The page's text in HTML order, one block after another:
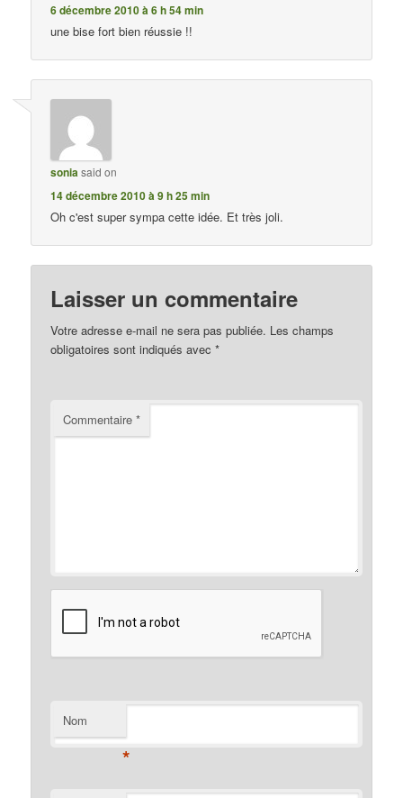
6 décembre 2010 à 6 h 54 min
une bise fort bien réussie !!
soniasaid on
14 décembre 2010 à 9 h 25 min
Oh c'est super sympa cette idée. Et très joli.
Laisser un commentaire
Votre adresse e-mail ne sera pas publiée. Les champs
obligatoires sont indiqués avec*
Commentaire*
Nom
*